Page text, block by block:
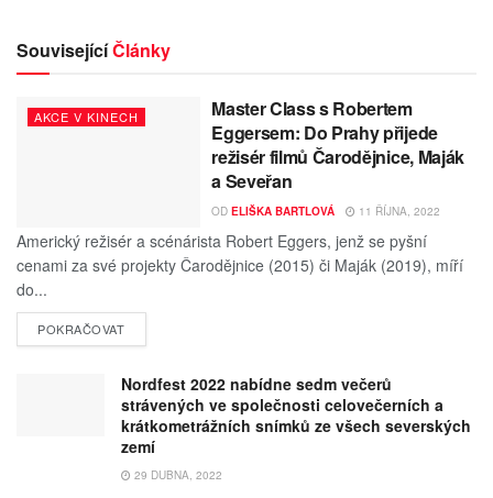
SouvisejícíČlánky
AKCE V KINECH
Master Class s Robertem
Eggersem: Do Prahy přijede
režisér filmů Čarodějnice, Maják
a Seveřan
OD ELIŠKA BARTLOVÁ 11 ŘÍJNA, 2022
Americký režisér a scénárista Robert Eggers, jenž se pyšní
cenami za své projekty Čarodějnice (2015) či Maják (2019), míří
do...
POKRAČOVAT
Nordfest 2022 nabídne sedm večerů
strávených ve společnosti celovečerních a
krátkometrážních snímků ze všech severských
zemí
29 DUBNA, 2022